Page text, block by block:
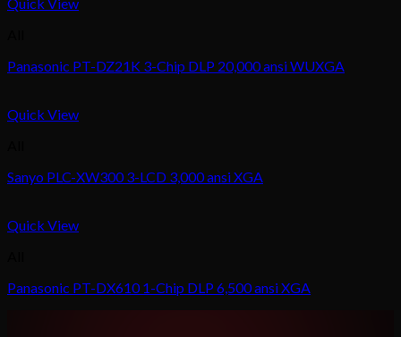
Quick View
Panasonic PT-DZ21K 3-Chip DLP 20,000 ansi WUXGA
Quick View
Sanyo PLC-XW300 3-LCD 3,000 ansi XGA
Quick View
Panasonic PT-DX610 1-Chip DLP 6,500 ansi XGA